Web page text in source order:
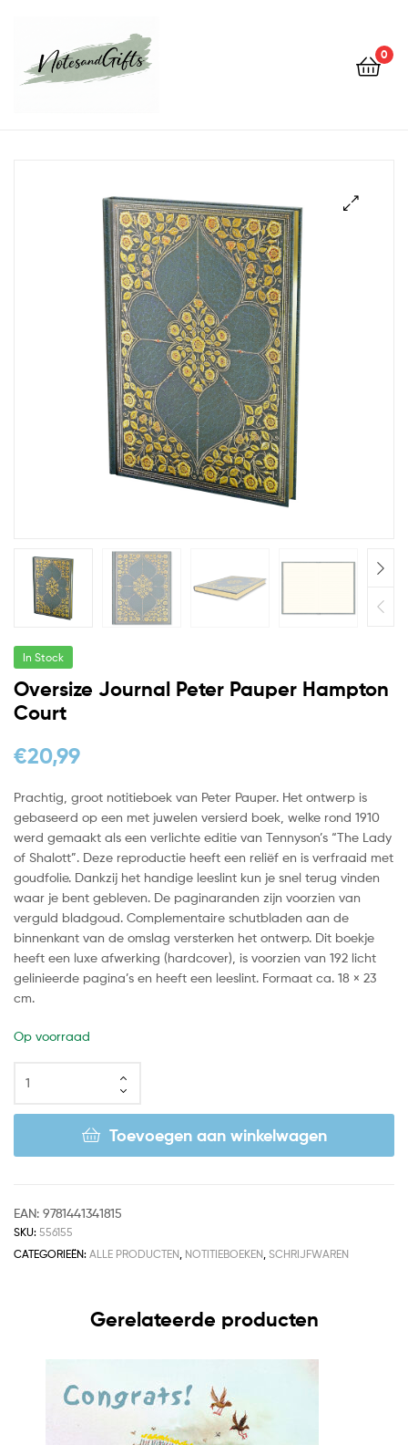
0
In Stock
Oversize Journal Peter Pauper Hampton
Court
€20,99
Prachtig, groot notitieboek van Peter Pauper. Het ontwerp is
gebaseerd op een met juwelen versierd boek, welke rond 1910
werd gemaakt als een verlichte editie van Tennyson’s “The Lady
of Shalott”. Deze reproductie heeft een reliëf en is verfraaid met
goudfolie. Dankzij het handige leeslint kun je snel terug vinden
waar je bent gebleven. De paginaranden zijn voorzien van
verguld bladgoud. Complementaire schutbladen aan de
binnenkant van de omslag versterken het ontwerp. Dit boekje
heeft een luxe afwerking (hardcover), is voorzien van 192 licht
gelinieerde pagina’s en heeft een leeslint. Formaat ca. 18 × 23
cm.
Op voorraad
Toevoegen aan winkelwagen
EAN: 9781441341815
SKU: 556155
CATEGORIEËN: ALLE PRODUCTEN NOTITIEBOEKEN SCHRIJFWAREN
Gerelateerde producten